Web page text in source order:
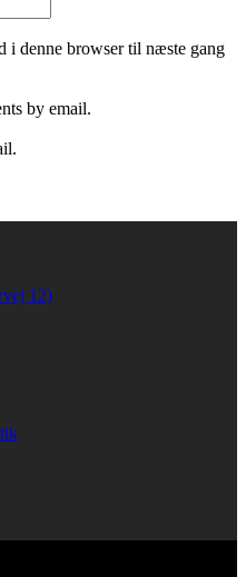
i denne browser til næste gang
by email.
12)